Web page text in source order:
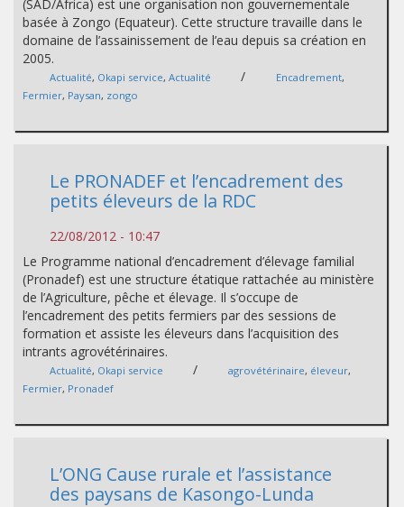
(SAD/Africa) est une organisation non gouvernementale
basée à Zongo (Equateur). Cette structure travaille dans le
domaine de l’assainissement de l’eau depuis sa création en
2005.
Actualité, Okapi service, Actualité / Encadrement,
Fermier, Paysan, zongo
Le PRONADEF et l’encadrement des
petits éleveurs de la RDC
22/08/2012 - 10:47
Le Programme national d’encadrement d’élevage familial
(Pronadef) est une structure étatique rattachée au ministère
de l’Agriculture, pêche et élevage. Il s’occupe de
l’encadrement des petits fermiers par des sessions de
formation et assiste les éleveurs dans l’acquisition des
intrants agrovétérinaires.
Actualité, Okapi service / agrovétérinaire, éleveur,
Fermier, Pronadef
L’ONG Cause rurale et l’assistance
des paysans de Kasongo-Lunda